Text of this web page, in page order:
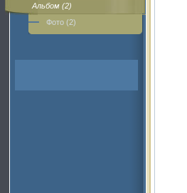
Альбом (2)
Фото (2)